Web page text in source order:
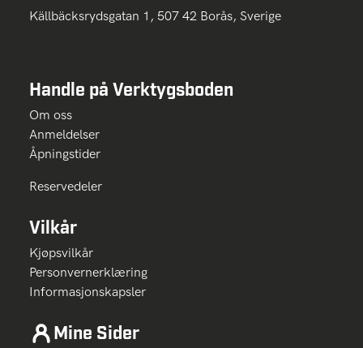
Källbäcksrydsgatan 1, 507 42 Borås, Sverige
Handle på Verktygsboden
Om oss
Anmeldelser
Åpningstider
Reservedeler
Vilkår
Kjøpsvilkår
Personvernerklæring
Informasjonskapsler
Mine Sider